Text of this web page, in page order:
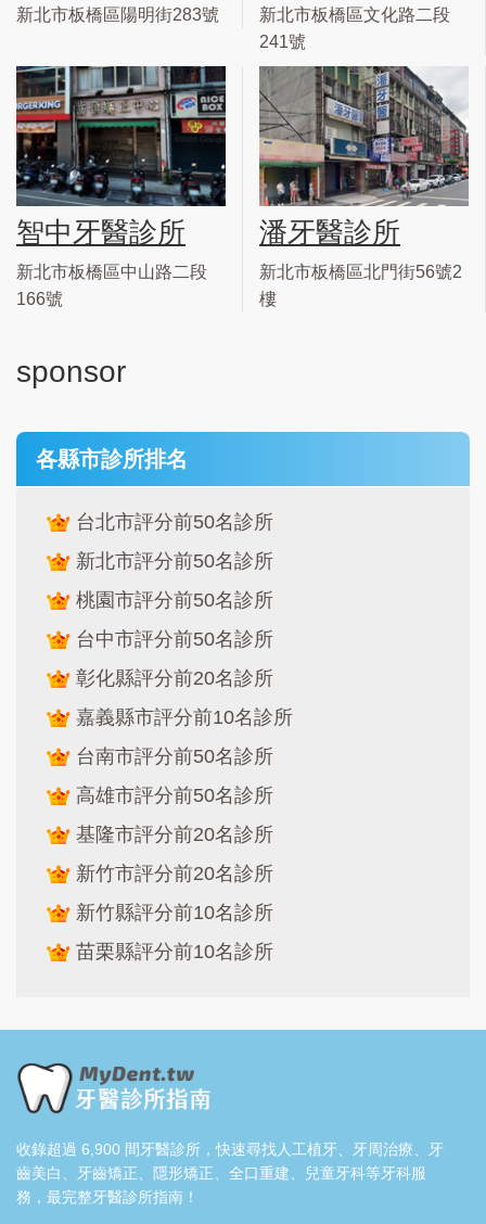
新北市板橋區陽明街283號
新北市板橋區文化路二段
241號
智中牙醫診所
新北市板橋區中山路二段
166號
潘牙醫診所
新北市板橋區北門街56號2
樓
sponsor
各縣市診所排名
台北市評分前50名診所
新北市評分前50名診所
桃園市評分前50名診所
台中市評分前50名診所
彰化縣評分前20名診所
嘉義縣市評分前10名診所
台南市評分前50名診所
高雄市評分前50名診所
基隆市評分前20名診所
新竹市評分前20名診所
新竹縣評分前10名診所
苗栗縣評分前10名診所
收錄超過 6,900 間牙醫診所，快速尋找人工植牙、牙周治療、牙
齒美白、牙齒矯正、隱形矯正、全口重建、兒童牙科等牙科服
務，最完整牙醫診所指南！